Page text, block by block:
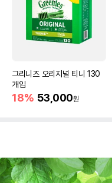
그리니즈 오리지널 티니 130
개입
18% 53,000원